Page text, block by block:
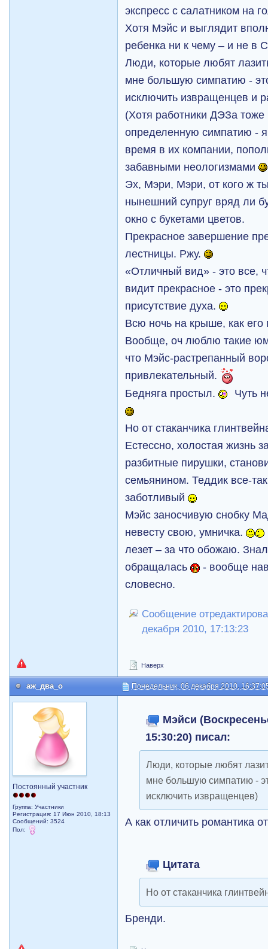
экспресс с салатником на
Хотя Mэйс и выглядит
ребенка ни к чему – и не в
Люди, которые любят
мне большую симпатию -
исключить извращенцев и
(Хотя работники ДЭЗа
определенную симпатию -
время в их компании,
забавными неологизмами
Эх, Mэри, Mэри, от кого ж
нынешний супруг вряд ли
окно с букетами цветов.
Прекрасное завершение
лестницы. Ржу.
«Отличный вид» - это все,
видит прекрасное - это
присутствие духа.
Всю ночь на крыше, как его
Вообще, оч люблю такие
что Mэйс-растрепанный
привлекательный.
Бедняга простыл.
Чуть
Но от стаканчика
Естессно, холостая жизнь
разбитные пирушки,
семьянином. Теддик все-
заботливый
Mэйс заносчивую снобку
невесту свою, умничка.
лезет – за что обожаю.
обращалась
- вообще
словесно.
Сообщение
декабря 2010, 17:13:23
Наверх
аж_два_о Понедельник, 06 декабря 2010,
Постоянный участник
Группа: Участники
Регистрация: 17 Июн 2010, 18:13
Сообщений: 3524
Пол:
Мэйси
15:30:20) писал:
Люди, которые любят
мне большую симпатию -
исключить извращенцев)
А как отличить романтика
Цитата
Но от стаканчика
Бренди.